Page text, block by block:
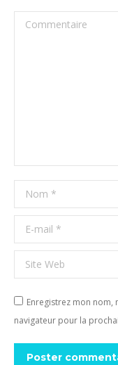
Commentaire
Nom *
E-mail *
Site Web
Enregistrez mon nom,
navigateur pour la
Poster